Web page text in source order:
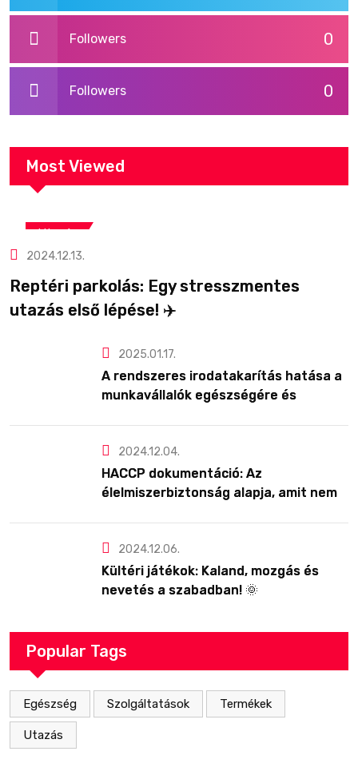
0
Followers
0
Followers
Most Viewed
Utazás
2024.12.13.
Reptéri parkolás: Egy stresszmentes
utazás első lépése! ✈️
2025.01.17.
A rendszeres irodatakarítás hatása a
munkavállalók egészségére és
2024.12.04.
HACCP dokumentáció: Az
élelmiszerbiztonság alapja, amit nem
2024.12.06.
Kültéri játékok: Kaland, mozgás és
nevetés a szabadban! 🌞
Popular Tags
Egészség Szolgáltatások Termékek
Utazás